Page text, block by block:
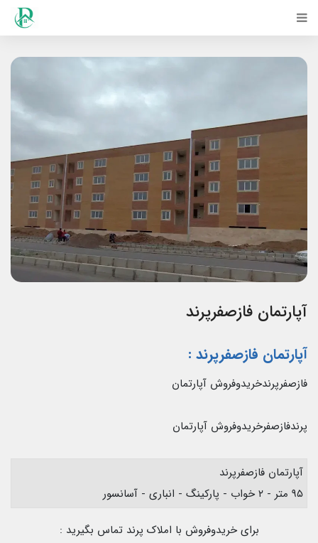
آپارتمان فازصفرپرند
آپارتمان فازصفرپرند :
فازصفرپرندخریدوفروش آپارتمان
پرندفازصفرخریدوفروش آپارتمان
آپارتمان فازصفرپرند
۹۵ متر - ۲ خواب - پارکینگ - انباری - آسانسور
برای خریدوفروش با املاک پرند تماس بگیرید :